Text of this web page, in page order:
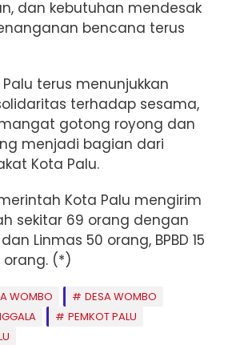
dan kebutuhan mendesak
bencana terus
terus menunjukkan
terhadap sesama,
gotong royong dan
menjadi bagian dari
Kota Palu.
Kota Palu mengirim
sekitar 69 orang dengan
Linmas 50 orang, BPBD 15
orang. (*)
WOMBO
DESA WOMBO
PEMKOT PALU